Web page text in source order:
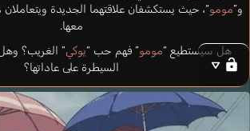
و”مومو“، حيث يستكشفان علاقتهما الجديدة
معها.
هل سيستطيع “مومو” فهم حب “يوكي” الغريب؟
السيطرة على عاداتها؟